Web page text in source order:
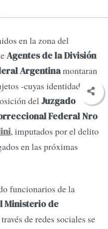
en la zona del
Agentes de la División
Argentinamontaran
-cuyas identidades no
delJuzgado
Federal Nro
, imputados por el delito
en las próximas
funcionarios de la
Ministerio de
de redes sociales se